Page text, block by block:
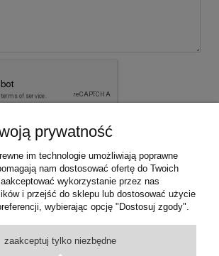
prywatność
im technologie umożliwiają poprawne
nam dostosować ofertę do Twoich
wykorzystanie przez nas
i przejść do sklepu lub dostosować użycie
wybierając opcję "Dostosuj zgody".
zaakceptuj tylko niezbędne